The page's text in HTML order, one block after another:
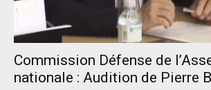
Commission Défense de
nationale : Audition de Pierre